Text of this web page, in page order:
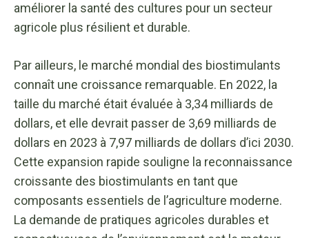
améliorer la santé des cultures pour un secteur
agricole plus résilient et durable.
Par ailleurs, le marché mondial des biostimulants
connaît une croissance remarquable. En 2022, la
taille du marché était évaluée à 3,34 milliards de
dollars, et elle devrait passer de 3,69 milliards de
dollars en 2023 à 7,97 milliards de dollars d’ici 2030.
Cette expansion rapide souligne la reconnaissance
croissante des biostimulants en tant que
composants essentiels de l’agriculture moderne.
La demande de pratiques agricoles durables et